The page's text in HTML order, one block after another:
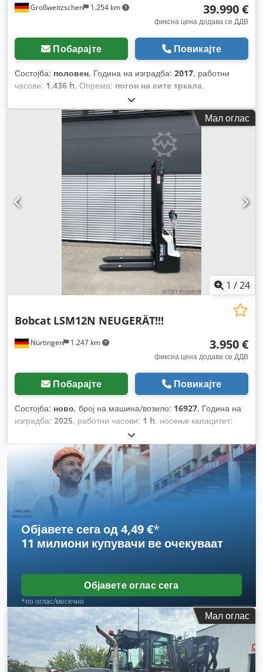
Großweitzschen 1.254 km 39.990 €
фиксна цена додава се ДДВ
Побарајте Повикајте
Состојба: половен, Година на изградба: 2017, работни
часови: 1.436 h, Опрема: погон на сите тркала,
Мал оглас
1 /24
Nürtingen 1.247 km
Bobcat LSM12N NEUGERÄT!!!
3.950 €
фиксна цена додава се ДДВ
Побарајте Повикајте
Состојба: ново, број на машина/возило: 16927, Година на
изградба: 2025, работни часови: 1 h, носење капацитет:
, висина на подигнување:
товарот:600 мм, тип на гориво:електричен, тип на јарбол:
симплекс, градежна височина:2.280 мм , напон на
батеријата:24 V, должина на вилушките:1.150 мм, вкупна
тежина:
576 кг,
Објавете сега од 4,49 €*
11 милиони купувачи ве очекуваат
Објавете оглас сега
*по оглас/месечно
Мал оглас